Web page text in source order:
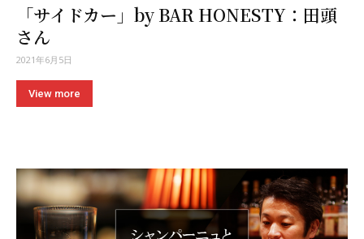
「サイドカー」by BAR HONESTY：田頭
さん
2021年6月5日
View more